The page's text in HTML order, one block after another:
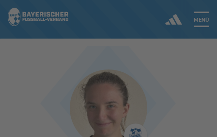
MENÜ
ERGEBNISSE & WETTBEWERBE